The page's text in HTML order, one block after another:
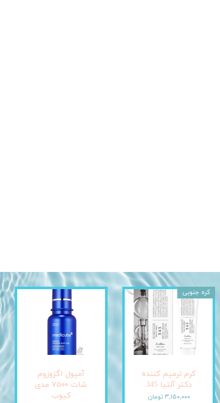
کرم ترمیم کننده
دکتر آلتیا 345
۳,۱۵۰,۰۰۰ تومان
کره جنوبی
آمپول اگزوزوم
شات ٧٥٠٠ مدی
کیوب